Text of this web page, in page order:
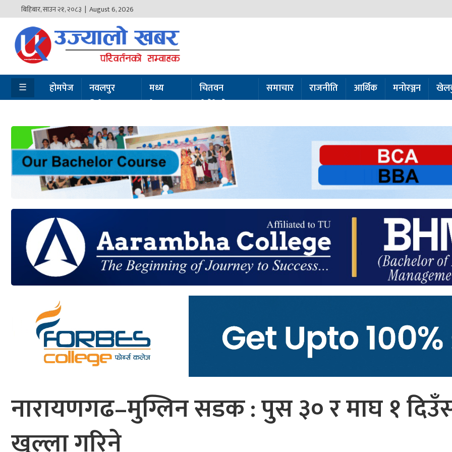
बिहिबार,साउन२१,२०८३ | August 6, 2026
होमपेज
नवलपुर
विशेष
चितवन
सेरोफेरो
राजनीति
आर्थिक
मनोरञ्जन
युनिकोड
☰ होमपेज
नवलपुर
विशेष
मध्य
नेपाल
चितवन
सेरोफेरो
समाचार राजनीति आर्थिक मनोरञ्जन
नारायणगढ–मुग्लिन सडक : पुस ३० र माघ १